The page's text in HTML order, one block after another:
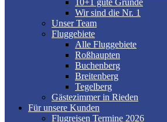
10+1 gute Gründe
Wir sind die Nr. 1
Unser Team
Fluggebiete
Alle Fluggebiete
Roßhaupten
Buchenberg
Breitenberg
Tegelberg
Gästezimmer in Rieden
Für unsere Kunden
Flugreisen Termine 2026